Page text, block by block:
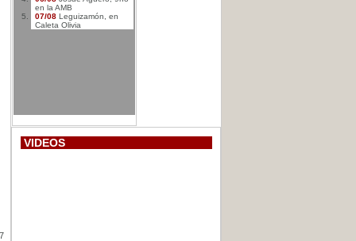
en la AMB
07/08 Leguizamón, en
Caleta Olivia
VIDEOS